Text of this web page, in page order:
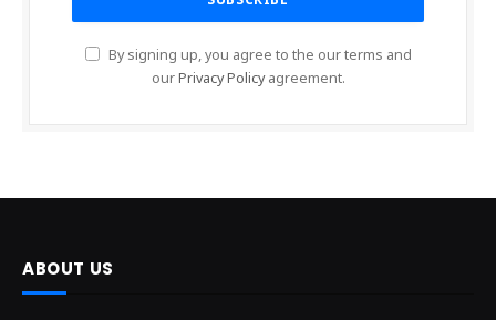
By signing up, you agree to the our terms and
ourPrivacy Policyagreement.
ABOUT US